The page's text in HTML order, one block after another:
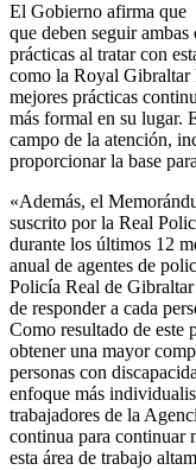
El Gobierno afirma que
que deben seguir
prácticas al tratar con
como la Royal Gibraltar
mejores prácticas
más formal en su lugar.
campo de la atención,
proporcionar la base
«Además, el
suscrito por la Real
durante los últimos 12
anual de agentes de
Policía Real de
de responder a cada
Como resultado de este
obtener una mayor
personas con
enfoque más
trabajadores de la
continua para continuar
esta área de trabajo